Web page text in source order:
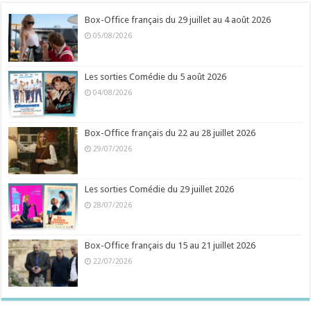
Box-Office français du 29 juillet au 4 août 2026
05/08/2026
Les sorties Comédie du 5 août 2026
04/08/2026
Box-Office français du 22 au 28 juillet 2026
29/07/2026
Les sorties Comédie du 29 juillet 2026
28/07/2026
Box-Office français du 15 au 21 juillet 2026
22/07/2026